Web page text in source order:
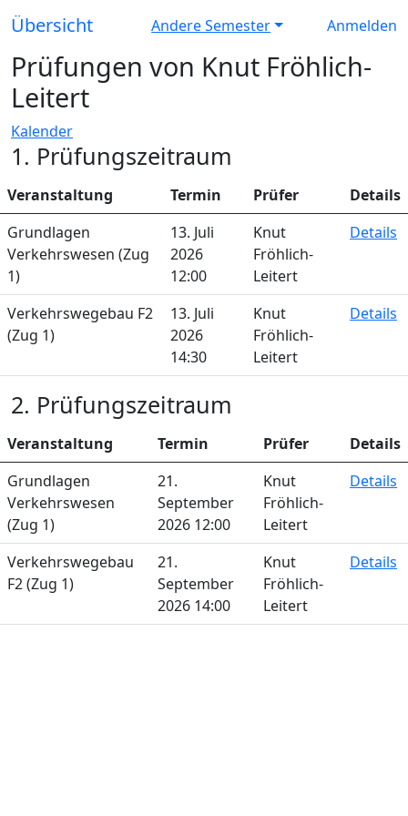
Übersicht Andere Semester Anmelden
Prüfungen von Knut Fröhlich-
Leitert
Kalender
1. Prüfungszeitraum
Veranstaltung Termin Prüfer
Details
Grundlagen
Verkehrswesen (Zug
1)
13. Juli
2026
12:00
Knut
Fröhlich-
Leitert
Details
Verkehrswegebau F2
(Zug 1)
13. Juli
2026
14:30
Knut
Fröhlich-
Leitert
Details
2. Prüfungszeitraum
Veranstaltung Termin Prüfer
Details
Grundlagen
Verkehrswesen
(Zug 1)
21.
September
2026 12:00
Knut
Fröhlich-
Leitert
Details
Verkehrswegebau
F2 (Zug 1)
21.
September
2026 14:00
Knut
Fröhlich-
Leitert
Details